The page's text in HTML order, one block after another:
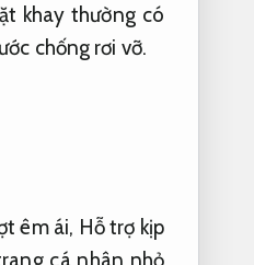
khay thường có
chống rơi vỡ.
êm ái, Hỗ trợ kịp
cá nhân nhỏ